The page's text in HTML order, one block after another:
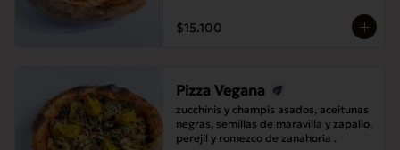
$15.100
Pizza Vegana
zucchinis y champis asados, aceitunas
negras, semillas de maravilla y zapallo,
perejil y romezco de zanahoria .